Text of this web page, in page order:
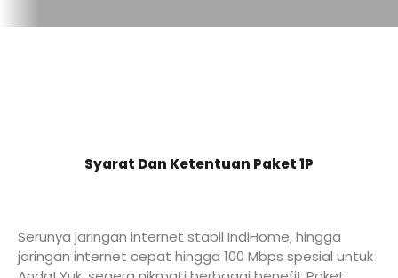
Syarat Dan Ketentuan Paket 1P
Serunya jaringan internet stabil IndiHome, hingga
jaringan internet cepat hingga 100 Mbps spesial untuk